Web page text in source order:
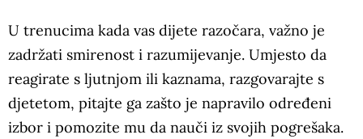
U trenucima kada vas dijete razočara, važno je
zadržati smirenost i razumijevanje. Umjesto da
reagirate s ljutnjom ili kaznama, razgovarajte s
djetetom, pitajte ga zašto je napravilo određeni
izbor i pomozite mu da nauči iz svojih pogrešaka.